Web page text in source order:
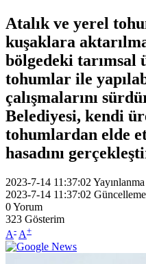
Atalık ve yerel
kuşaklara
bölgedeki tarımsal
tohumlar ile
çalışmalarını
Belediyesi, kendi
tohumlardan elde
hasadını
2023-7-14 11:37:02 Yayınlanma
2023-7-14 11:37:02 Güncelleme
0Yorum
323 Gösterim
A- A+